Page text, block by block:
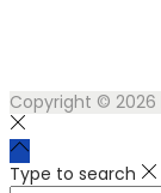
Copyright © 2026
Type to search